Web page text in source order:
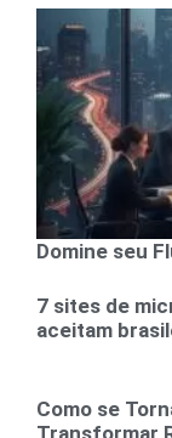
Domine seu
7 sites de
aceitam
Como se
Transformar